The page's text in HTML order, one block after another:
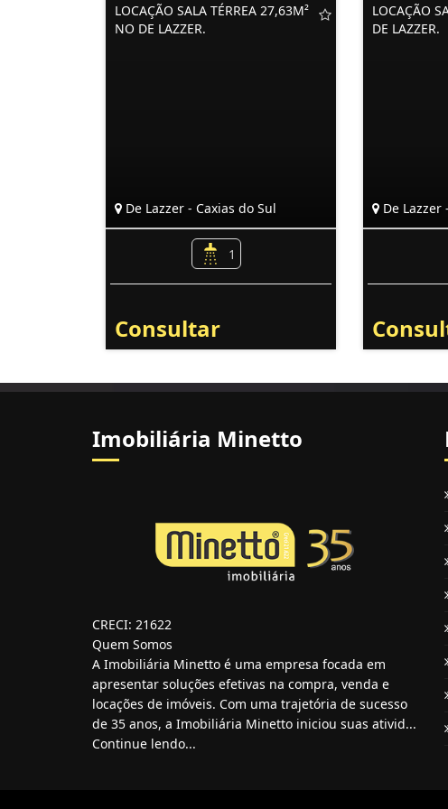
LOCAÇÃO SALA TÉRREA 27,63M²
NO DE LAZZER.
De Lazzer - Caxias do Sul
1
Consultar
LOCAÇÃO
DE LAZZER.
De Lazzer
Imobiliária Minetto
CRECI: 21622
Quem Somos
A Imobiliária Minetto é uma empresa focada em
apresentar soluções efetivas na compra, venda e
locações de imóveis. Com uma trajetória de sucesso
de 35 anos, a Imobiliária Minetto iniciou suas ativid...
Continue lendo...